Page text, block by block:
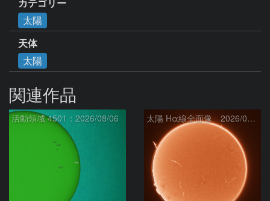
カテゴリー
太陽
天体
太陽
関連作品
活動領域 4501：2026/08/06 太陽 Hα線全面像 2026/08/07